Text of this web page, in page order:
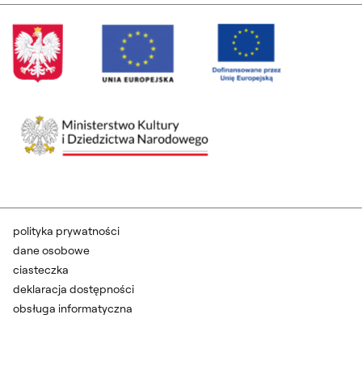
polityka prywatności
dane osobowe
ciasteczka
deklaracja dostępności
obsługa informatyczna